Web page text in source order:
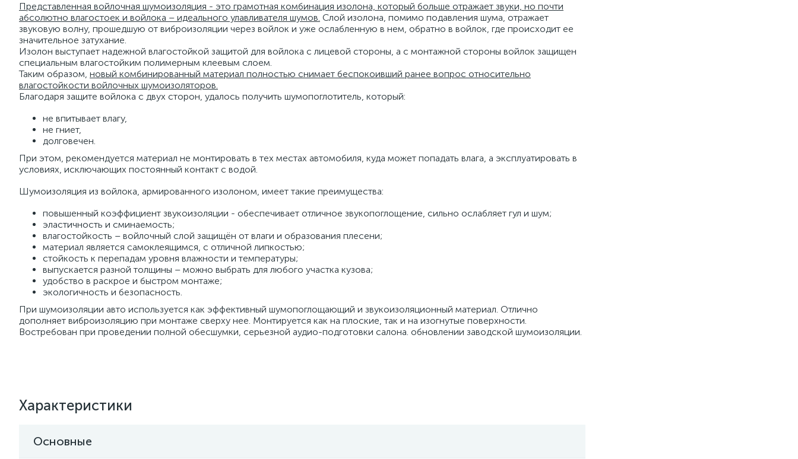
Представленная войлочная шумоизоляция - это грамотная комбинация изолона, который больше отражает звуки, но почти
абсолютно влагостоек и войлока – идеального улавливателя шумов. Слой изолона, помимо подавления шума, отражает
звуковую волну, прошедшую от виброизоляции через войлок и уже ослабленную в нем, обратно в войлок, где происходит ее
значительное затухание.
Изолон выступает надежной влагостойкой защитой для войлока с лицевой стороны, а с монтажной стороны войлок защищен
специальным влагостойким полимерным клеевым слоем.
Таким образом, новый комбинированный материал полностью снимает беспокоивший ранее вопрос относительно
влагостойкости войлочных шумоизоляторов.
Благодаря защите войлока с двух сторон, удалось получить шумопоглотитель, который:
не впитывает влагу,
не гниет,
долговечен.
При этом, рекомендуется материал не монтировать в тех местах автомобиля, куда может попадать влага, а эксплуатировать в
условиях, исключающих постоянный контакт с водой.
Шумоизоляция из войлока, армированного изолоном, имеет такие преимущества:
повышенный коэффициент звукоизоляции - обеспечивает отличное звукопоглощение, сильно ослабляет гул и шум;
эластичность и сминаемость;
влагостойкость – войлочный слой защищён от влаги и образования плесени;
материал является самоклеящимся, с отличной липкостью;
стойкость к перепадам уровня влажности и температуры;
выпускается разной толщины – можно выбрать для любого участка кузова;
удобство в раскрое и быстром монтаже;
экологичность и безопасность.
При шумоизоляции авто используется как эффективный шумопоглощающий и звукоизоляционный материал. Отлично
дополняет виброизоляцию при монтаже сверху нее. Монтируется как на плоские, так и на изогнутые поверхности.
Востребован при проведении полной обесшумки, серьезной аудио-подготовки салона. обновлении заводской шумоизоляции.
Характеристики
Основные